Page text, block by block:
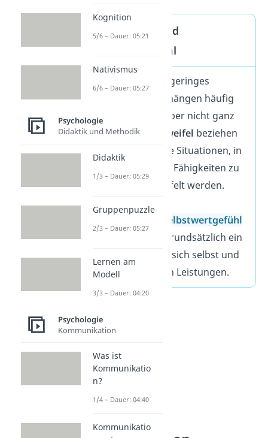
Selbstzweifel und
Selbstwertgefühl
Selbstzweifel und geringes
Selbstwertgefühl hängen häufig
zusammen, sind aber nicht ganz
dasselbe.Selbstzweifel beziehen
sich auf bestimmte Situationen, in
denen die eigenen Fähigkeiten zu
Unrecht angezweifelt werden.
Selbstwertgefühl
hingegen haben grundsätzlich ein
negatives Bild von sich selbst und
nicht nur von ihren Leistungen.
Kognition
5/6 – Dauer: 05:21
Nativismus
6/6 – Dauer: 05:27
Psychologie
Didaktik und Methodik
Didaktik
1/3 – Dauer: 05:29
Gruppenpuzzle
2/3 – Dauer: 05:27
Lernen am
Modell
3/3 – Dauer: 04:20
Psychologie
Kommunikation
Was ist
Kommunikatio
n?
1/4 – Dauer: 04:40
Kommunikatio